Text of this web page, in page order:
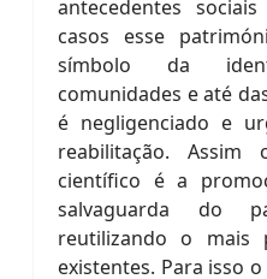
antecedentes
casos esse
símbolo da
comunidades e até
é negligenciado e
reabilitação.
científico é a
salvaguarda do
reutilizando o mais
existentes. Para isso